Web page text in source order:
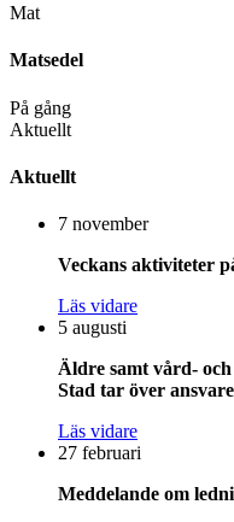
Mat
Matsedel
På gång
Aktuellt
Aktuellt
7 november
Veckans aktiviteter
Läs vidare
5 augusti
Äldre samt vård-
Stad tar över
Läs vidare
27 februari
Meddelande om